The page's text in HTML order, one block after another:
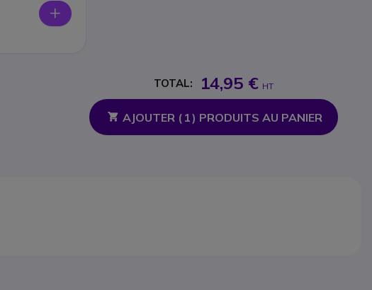
TOTAL: 14,95 € HT
AJOUTER ( 1) PRODUITS AU PANIER